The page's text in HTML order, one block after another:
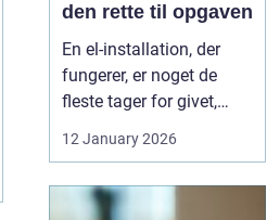
den rette til opgaven
En el-installation, der
fungerer, er noget de
fleste tager for givet,
eller en stikkontakt bliver
problemer, kan det
12 January 2026